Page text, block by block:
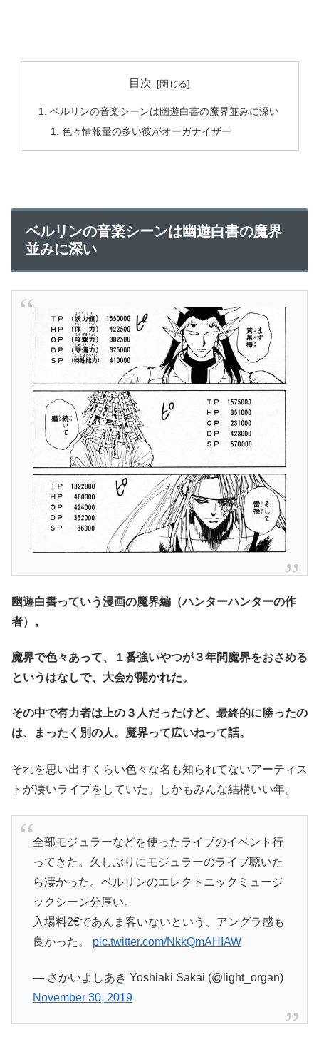
目次
ベルリンの音楽シーンは幽遊白書の魔界並みに深い
色々情報量の多い彼がオーガナイザー
ベルリンの音楽シーンは幽遊白書の魔界
並みに深い
幽遊白書っていう漫画の魔界編（ハンターハンターの作
者） 。
魔界で色々あって、１番強いやつが３年間魔界をおさめる
というはなしで、大会が開かれた。
その中で有力者は上の３人だったけど、最終的に勝ったの
は、まったく別の人。魔界って広いねって話。
それを思い出すくらい色々な名も知られてないアーティス
トが凄いライブをしていた。しかもみんな結構いい年。
全部モジュラーなどを使ったライブのイベント行
ってきた。久しぶりにモジュラーのライブ聴いた
ら凄かった。ベルリンのエレクトニックミュージ
ックシーン分厚い。
入場料2€であんま客いないという、アングラ感も
良かった。 pic.twitter.com/NkkQmAHIAW
— さかいよしあき Yoshiaki Sakai (@light_organ)
November 30, 2019